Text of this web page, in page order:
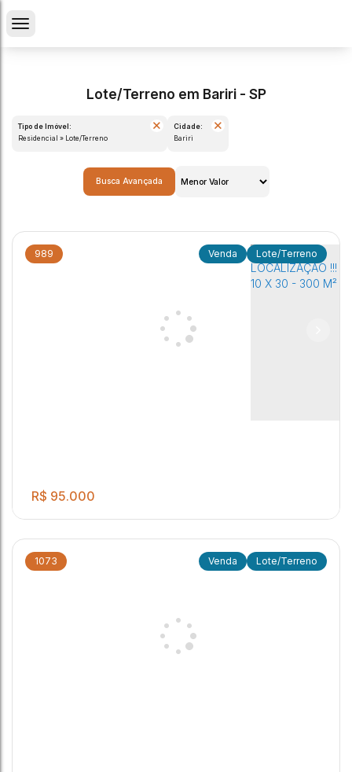
Lote/Terreno em Bariri - SP
Tipo de Imóvel:
Residencial » Lote/Terreno
Cidade:
Bariri
Busca Avançada
989 Lote/Terreno
R$ 95.000
1073 Lote/Terreno